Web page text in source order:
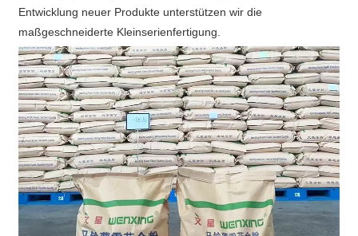
Entwicklung neuer Produkte unterstützen wir die
maßgeschneiderte Kleinserienfertigung.